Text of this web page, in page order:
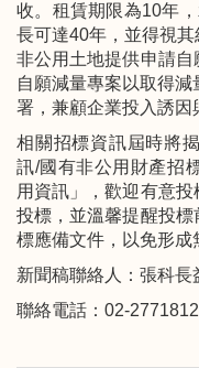
收。租賃期限為10年
長可達40年，並得視
非公用土地提供申請
自願減量專案以取得
署，兼顧企業投入誘因
相關招標資訊屆時將
訊/國有非公用財產招
用資訊」，歡迎有意
投標，並溫馨提醒投
標應備文件，以免形成
新聞稿聯絡人：張科長
聯絡電話：02-